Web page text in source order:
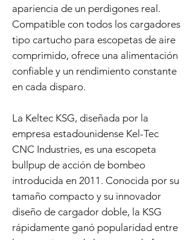
apariencia de un perdigones real.
Compatible con todos los cargadores
tipo cartucho para escopetas de aire
comprimido, ofrece una alimentación
confiable y un rendimiento constante
en cada disparo.
La Keltec KSG, diseñada por la
empresa estadounidense Kel-Tec
CNC Industries, es una escopeta
bullpup de acción de bombeo
introducida en 2011. Conocida por su
tamaño compacto y su innovador
diseño de cargador doble, la KSG
rápidamente ganó popularidad entre